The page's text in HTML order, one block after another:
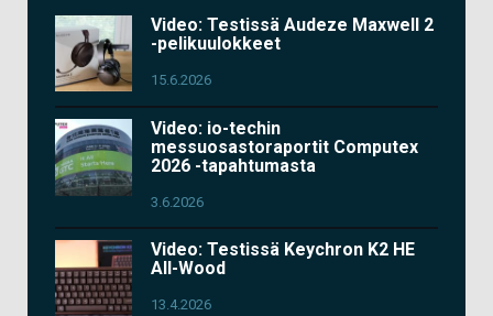
Video: Testissä Audeze Maxwell 2
-pelikuulokkeet
15.6.2026
Video: io-techin
messuosastoraportit Computex
2026 -tapahtumasta
3.6.2026
Video: Testissä Keychron K2 HE
All-Wood
13.4.2026